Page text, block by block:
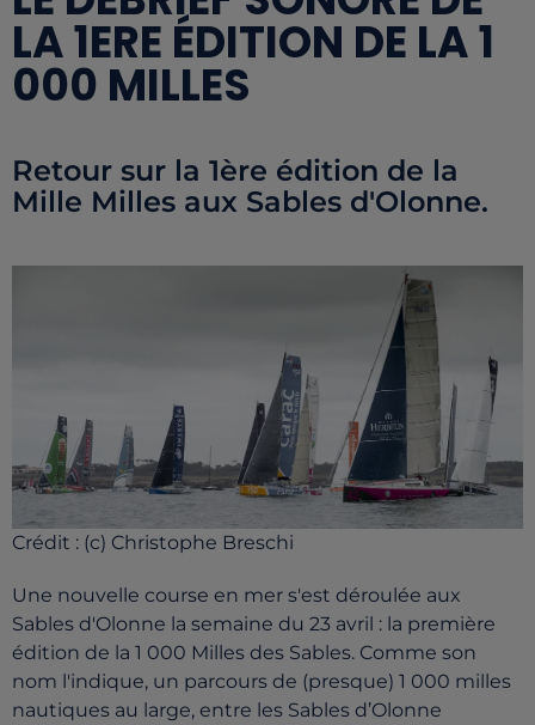
LA 1ERE ÉDITION DE LA 1
000 MILLES
Retour sur la 1ère édition de la
Mille Milles aux Sables d'Olonne.
Crédit : (c) Christophe Breschi
Une nouvelle course en mer s'est déroulée aux
Sables d'Olonne la semaine du 23 avril : la première
édition de la 1 000 Milles des Sables. Comme son
nom l'indique, un parcours de (presque) 1 000 milles
nautiques au large, entre les Sables d’Olonne